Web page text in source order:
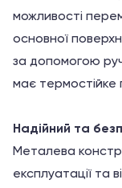
можливості
основної
за допомогою
має термостійке
Надійний та
Металева
експлуатації та